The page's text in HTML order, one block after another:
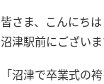
皆さま、こんにちは
沼津駅前にござい
「沼津で卒業式の